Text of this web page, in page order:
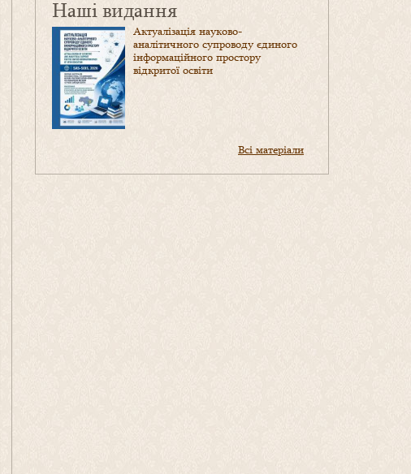
Наші видання
Актуалізація науково-
аналітичного супроводу єдиного
інформаційного простору
відкритої освіти
Всі матеріали